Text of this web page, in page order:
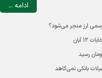
ادامه ...
ارز منجر می‌شود؟
آبان
بانکی نمی‌کاهد